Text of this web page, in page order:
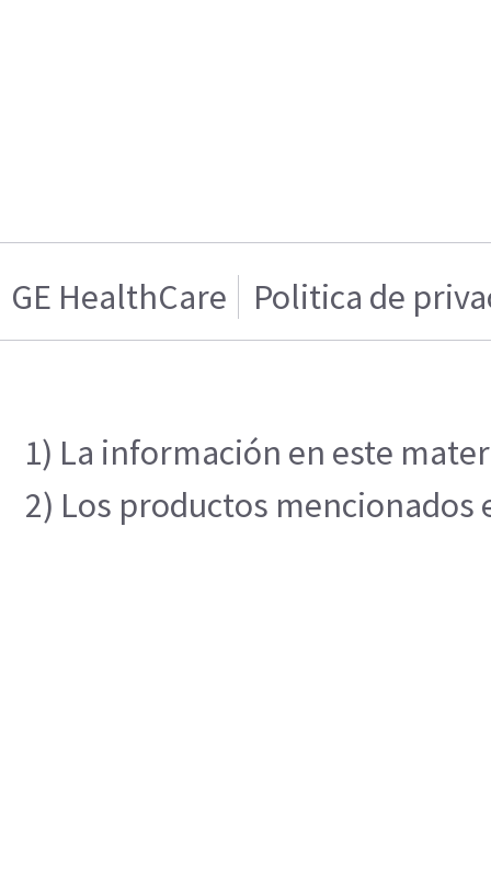
GE HealthCare Politica de
1) La información en este
2) Los productos